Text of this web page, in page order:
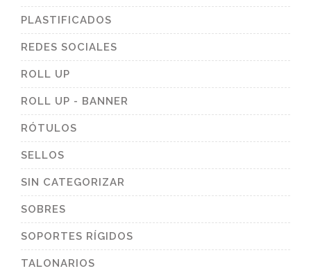
PLASTIFICADOS
REDES SOCIALES
ROLL UP
ROLL UP - BANNER
RÓTULOS
SELLOS
SIN CATEGORIZAR
SOBRES
SOPORTES RÍGIDOS
TALONARIOS